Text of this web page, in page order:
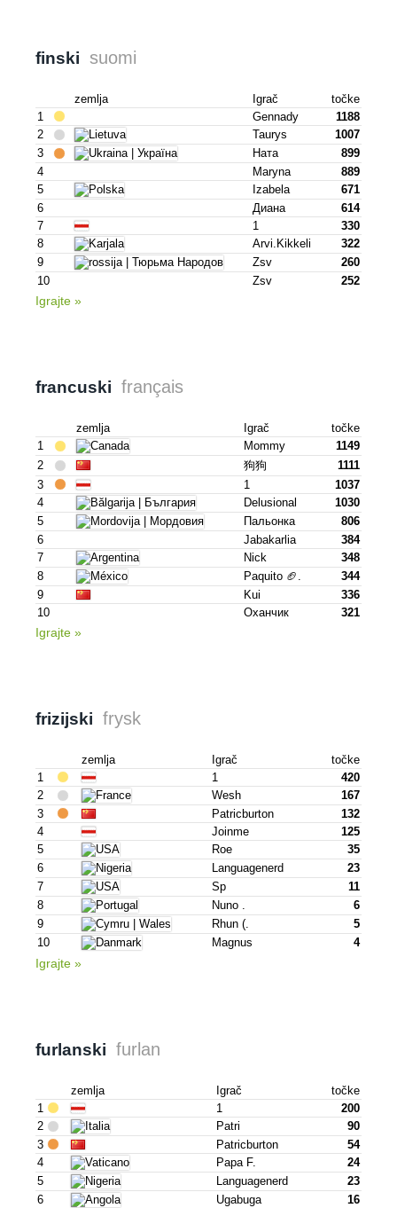
finski suomi
zemlja Igrač
točke
1
Gennady
1188
2
Taurys
1007
3
Ната
899
4
Maryna
889
5
Izabela
671
6
Диана
614
7
1
330
8
Arvi.kikkeli
322
9
Zsv
260
10
Zsv 252
Igrajte »
francuski français
zemlja Igrač
točke
1
Mommy
1149
2
狗狗
1111
3
1
1037
4
Delusional
1030
5
Пальонка
806
6
Jabakarlia
384
7
Nick
348
8
Paquito 🏈.
344
9
Kui
336
10
Оханчик 321
Igrajte »
frizijski frysk
zemlja Igrač
točke
1
1
420
2
Wesh
167
3
Patricburton
132
4
Joinme
125
5
Roe
35
6
Languagenerd
23
7
Sp
11
8
Nuno .
6
9
Rhun (.
5
10
Magnus 4
Igrajte »
furlanski furlan
zemlja Igrač
točke
1
1
200
2
Patri
90
3
Patricburton
54
4
Papa F.
24
5
Languagenerd
23
6
Ugabuga 16